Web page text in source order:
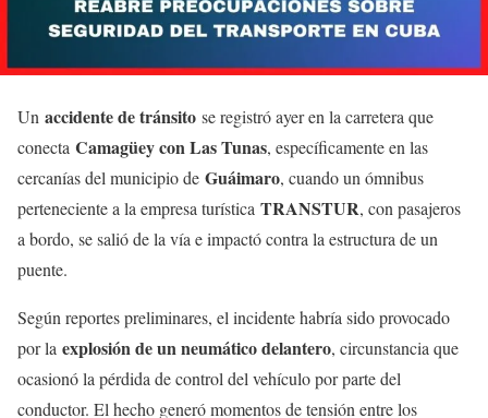
Un accidente de tránsito se registró ayer en la carretera que
conecta Camagüey con Las Tunas, específicamente en las
cercanías del municipio de Guáimaro, cuando un ómnibus
perteneciente a la empresa turística TRANSTUR, con pasajeros
a bordo, se salió de la vía e impactó contra la estructura de un
puente.
Según reportes preliminares, el incidente habría sido provocado
por la explosión de un neumático delantero, circunstancia que
ocasionó la pérdida de control del vehículo por parte del
conductor. El hecho generó momentos de tensión entre los